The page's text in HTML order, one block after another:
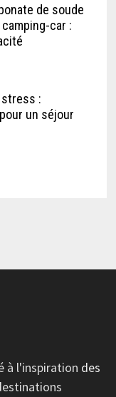
de soude
car :
:
un séjour
à l'inspiration des